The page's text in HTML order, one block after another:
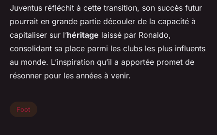
Juventus réfléchit à cette transition, son succès futur
pourrait en grande partie découler de la capacité à
capitaliser sur l’héritage laissé par Ronaldo,
consolidant sa place parmi les clubs les plus influents
au monde. L’inspiration qu’il a apportée promet de
résonner pour les années à venir.
Foot